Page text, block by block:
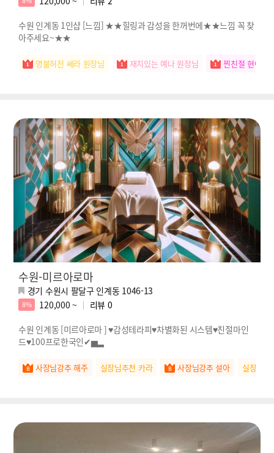
수원 인계동 1인샵 [느낌] ★★힐링과 감성을 한꺼번에★★느낌 꼭 찾
아주세요~★★
명불허전 쎄라 원장님 재치있는 예나 원장님 찐친절 현아 원
수원-미르아로마
경기 수원시 팔달구 인계동 1046-13
8% 120,000 ~ 리뷰 0
수원 인계동 [미르아로마 ] ♥감성테라피♥차별화된 시스템♥친절마인
드♥100프로한국인✔▅▂
사장님강추 해주 실장님추천 카라 사장님강추 설아 실장님추